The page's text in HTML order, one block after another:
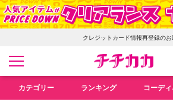
クレジットカード情報再登録の
カテゴリー ランキング コーデ